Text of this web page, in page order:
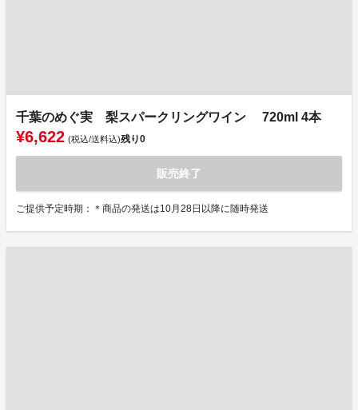
千葉のめぐ実 梨スパークリングワイン 720ml 4本
¥6,622 (税込/送料込)残り0
販売終了
ご提供予定時期：＊商品の発送は10月28日以降に随時発送